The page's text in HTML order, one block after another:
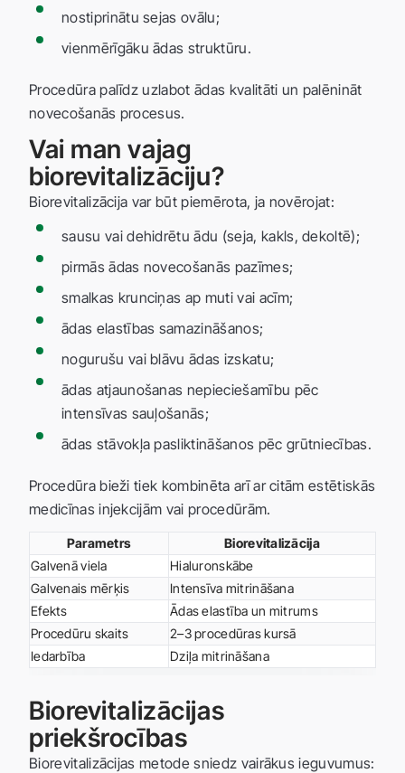
nostiprinātu sejas ovālu;
vienmērīgāku ādas struktūru.
Procedūra palīdz uzlabot ādas kvalitāti un palēnināt
novecošanās procesus.
Vai man vajag
biorevitalizāciju?
Biorevitalizācija var būt piemērota, ja novērojat:
sausu vai dehidrētu ādu (seja, kakls, dekoltē);
pirmās ādas novecošanās pazīmes;
smalkas krunciņas ap muti vai acīm;
ādas elastības samazināšanos;
nogurušu vai blāvu ādas izskatu;
ādas atjaunošanas nepieciešamību pēc
intensīvas sauļošanās;
ādas stāvokļa pasliktināšanos pēc grūtniecības.
Procedūra bieži tiek kombinēta arī ar citām estētiskās
medicīnas injekcijām vai procedūrām.
Parametrs
Biorevitalizācija
Galvenā viela
Hialuronskābe
Galvenais mērķis
Intensīva mitrināšana
Efekts
Ādas elastība un mitrums
Procedūru skaits
2–3 procedūras kursā
Iedarbība
Dziļa mitrināšana
Biorevitalizācijas
priekšrocības
Biorevitalizācijas metode sniedz vairākus ieguvumus: